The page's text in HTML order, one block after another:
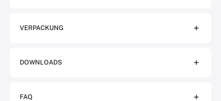
VERPACKUNG
DOWNLOADS
FAQ